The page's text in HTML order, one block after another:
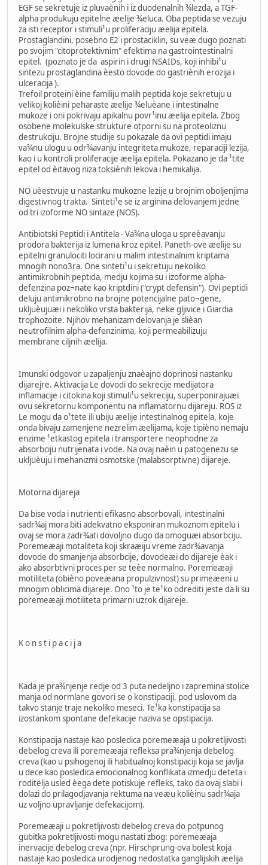
EGF se sekretuje iz pluvaènih i iz duodenalnih ¾lezda, a TGF-
alpha produkuju epitelne æelije ¾eluca. Oba peptida se vezuju
za isti receptor i stimuli¹u proliferaciju æelija epitela.
Prostaglandini, posebno E2 i prostaciklin, su veæ dugo poznati
po svojim "citoprotektivnim" efektima na gastrointestinalni
epitel. (poznato je da aspirin i drugi NSAIDs, koji inhibi¹u
sintezu prostaglandina èesto dovode do gastriènih erozija i
ulceracija ).
Trefoil proteini èine familiju malih peptida koje sekretuju u
velikoj kolièini peharaste æelije ¾eluèane i intestinalne
mukoze i oni pokrivaju apikalnu povr¹inu æelija epitela. Zbog
osobene molekulske strukture otporni su na proteoliznu
destrukciju. Brojne studije su pokazale da ovi peptidi imaju
va¾nu ulogu u odr¾avanju integriteta mukoze, reparaciji lezija,
kao i u kontroli proliferacije æelija epitela. Pokazano je da ¹tite
epitel od èitavog niza toksiènih lekova i hemikalija.
NO uèestvuje u nastanku mukozne lezije u brojnim oboljenjima
digestivnog trakta. Sinteti¹e se iz arginina delovanjem jedne
od tri izoforme NO sintaze (NOS).
Antibiotski Peptidi i Antitela - Va¾na uloga u spreèavanju
prodora bakterija iz lumena kroz epitel. Paneth-ove æelije su
epitelni granulociti locirani u malim intestinalnim kriptama
mnogih nono3ra. One sinteti¹u i sekretuju nekoliko
antimikrobnih peptida, medju kojima su i izoforme alpha-
defenzina poz¬nate kao kriptdini ("crypt defensin"). Ovi peptidi
deluju antimikrobno na brojne potencijalne pato¬gene,
ukljuèujuæi i nekoliko vrsta bakterija, neke gljivice i Giardia
trophozoite. Njihov mehanizam delovanja je slièan
neutrofilnim alpha-defenzinima, koji permeabilizuju
membrane ciljnih æelija.
Imunski odgovor u zapaljenju znaèajno doprinosi nastanku
dijarejre. Aktivacija Le dovodi do sekrecije medijatora
inflamacije i citokina koji stimuli¹u sekreciju, superponirajuæi
ovu sekretornu komponentu na inflamatornu dijareju. ROS iz
Le mogu da o¹tete ili ubiju æelije intestinalnog epitela, koje
onda bivaju zamenjene nezrelim æelijama, koje tipièno nemaju
enzime ¹etkastog epitela i transportere neophodne za
absorbciju nutrijenata i vode. Na ovaj naèin u patogenezu se
ukljuèuju i mehanizmi osmotske (malabsorptivne) dijareje.
Motorna dijareja
Da bise voda i nutrienti efikasno absorbovali, intestinalni
sadr¾aj mora biti adekvatno eksponiran mukoznom epitelu i
ovaj se mora zadr¾ati dovoljno dugo da omoguæi absorbciju.
Poremeæaji motaliteta koji skraæiju vreme zadr¾avanja
dovode do smanjenja absorbcije, dovodeæi do dijareje èak i
ako absorbtivni proces per se teèe normalno. Poremeæaji
motiliteta (obièno poveæana propulzivnost) su primeæeni u
mnogim oblicima dijareje. Ono ¹to je te¹ko odrediti jeste da li su
poremeæaji motiliteta primarni uzrok dijareje.
K o n s t i p a c i j a
Kada je pra¾njenje redje od 3 puta nedeljno i zapremina stolice
manja od normlane govori se o konstipaciji, pod uslovom da
takvo stanje traje nekoliko meseci. Te¹ka konstipacija sa
izostankom spontane defekacije naziva se opstipacija.
Konstipacija nastaje kao posledica poremeæaja u pokretljivosti
debelog creva ili poremeæaja refleksa pra¾njenja debelog
creva (kao u psihogenoj ili habitualnoj konstipaciji koja se javlja
u dece kao posledica emocionalnog konflikata izmedju deteta i
roditelja usled èega dete potiskuje refleks, tako da ovaj slabi i
dolazi do prilagodjavanja rektuma na veæu kolièinu sadr¾aja
uz voljno upravljanje defekacijom).
Poremeæaji u pokretljivosti debelog creva do potpunog
gubitka pokretljivosti mogu nastati zbog: poremeæaja
inervacije debelog creva (npr. Hirschprung-ova bolest koja
nastaje kao posledica urodjenog nedostatka ganglijskih æelija